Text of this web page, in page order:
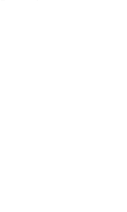
và hàng hóa